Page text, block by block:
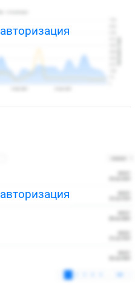
авторизация
авторизация